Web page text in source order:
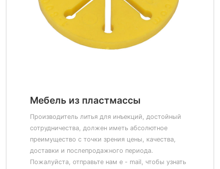
Мебель из пластмассы
Производитель литья для инъекций, достойный
сотрудничества, должен иметь абсолютное
преимущество с точки зрения цены, качества,
доставки и послепродажного периода.
Пожалуйста, отправьте нам e - mail, чтобы узнать